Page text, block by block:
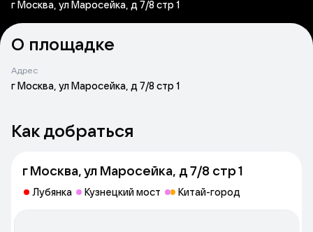
г Москва, ул Маросейка, д 7/8 стр 1
О площадке
Адрес
г Москва, ул Маросейка, д 7/8 стр 1
Как добраться
г Москва, ул Маросейка, д 7/8 стр 1
Лубянка Кузнецкий мост Китай-город